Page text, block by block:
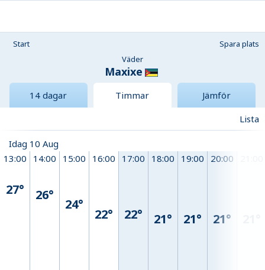
Start
Spara plats
Väder
Maxixe
14 dagar Timmar
Jämför
Lista
Idag 10 Aug
13:00
27°
14:00
26°
15:00
24°
16:00
22°
17:00
22°
18:00
21°
19:00
21°
20:00
21°